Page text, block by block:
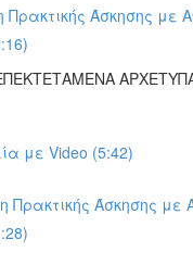
Πρακτικής Άσκησης με
με Video (5:42)
Πρακτικής Άσκησης με